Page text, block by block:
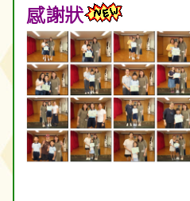
感謝狀